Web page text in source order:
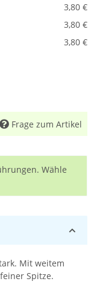
3,80 €
3,80 €
3,80 €
Frage zum Artikel
Wähle
Mit weitem
Spitze.